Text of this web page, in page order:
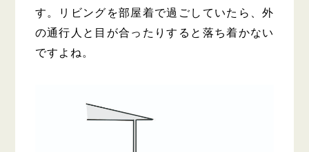
す。リビングを部屋着で過ごしていたら、外
の通行人と目が合ったりすると落ち着かない
ですよね。